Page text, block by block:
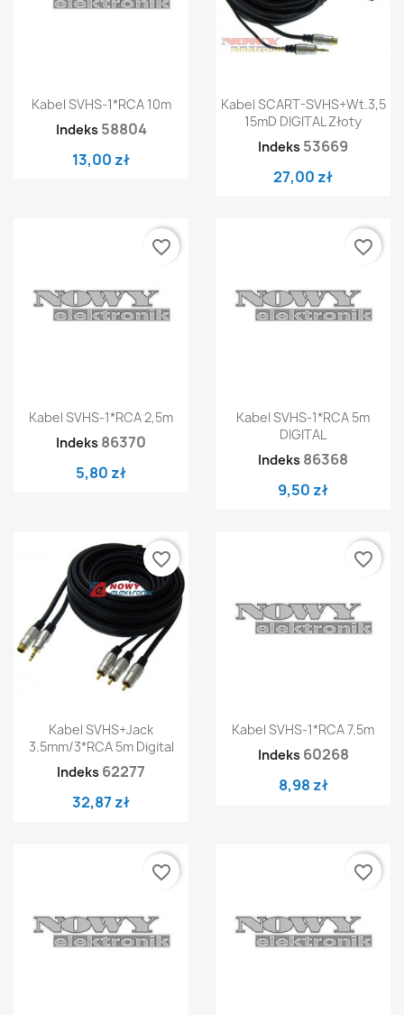
Kabel SVHS-1*RCA 10m
Indeks 58804
13,00 zł
Kabel SCART-SVHS+wt.3,5
15mD DIGITAL Złoty
Indeks 53669
27,00 zł
Kabel SVHS-1*RCA 2,5m
Indeks 86370
5,80 zł
favorite_border
Kabel SVHS-1*RCA 5m
DIGITAL
Indeks 86368
9,50 zł
favorite_border
Kabel SVHS+jack
3.5mm/3*RCA 5m Digital
Indeks 62277
32,87 zł
favorite_border
Kabel SVHS-1*RCA 7.5m
Indeks 60268
8,98 zł
favorite_border
favorite_border favorite_border